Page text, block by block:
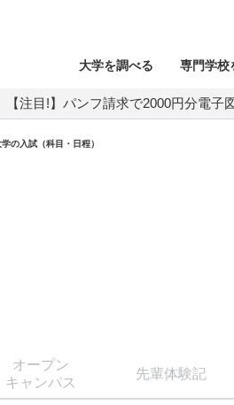
大学を調べる 専門学校
【注目!】パンフ請求で2000円分電子
学の入試（科目・日程）
オープン
キャンパス
先輩体験記